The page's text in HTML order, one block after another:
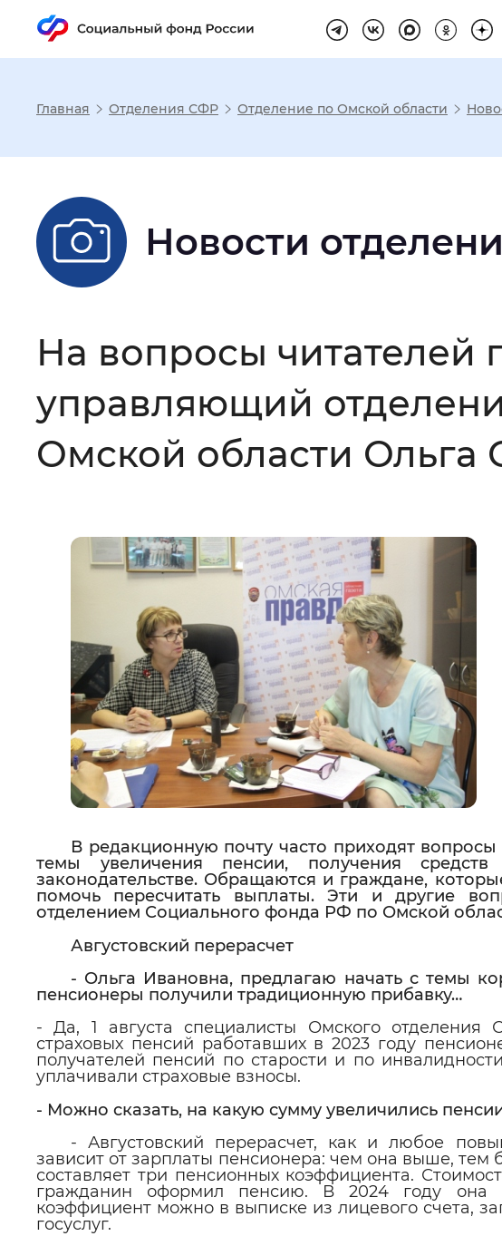
Настройка режима
Размер шрифта
Шрифт
Интервал между буквами: Нормальный
Монохромный
Звуковой ассистент: Воспроизвести
Вернуть стандартные настройки
Главная Отделения СФР Отделение по Омской области
Новости
На вопросы читателей
управляющий
Омской области Ольга
Вредакционную почту часто приходят
темы увеличения пенсии, получения
законодательстве. Обращаются и граждане,
помочь пересчитать выплаты. Эти и другие
отделением Социального фонда РФ по Омской
Августовский перерасчет
- Ольга Ивановна, предлагаю начать с темы
пенсионеры получили традиционную прибавку…
- Да, 1 августа специалисты Омского отделения
страховых пенсий работавших в 2023 году
получателей пенсий по старости и по
уплачивали страховые взносы.
- Можно сказать, на какую сумму увеличились
- Августовский перерасчет, как и любое
зависит от зарплаты пенсионера: чем она выше,
составляет три пенсионных коэффициента.
гражданин оформил пенсию. В 2024 году она
коэффициент можно в выписке из лицевого счета,
госуслуг.